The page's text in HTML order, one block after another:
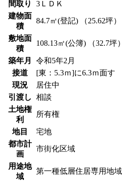
間取り
3ＬＤＫ
建物面
積
84.7㎡(登記) （25.62坪）
敷地面
積
108.13㎡(公簿) （32.7坪）
築年月
令和5年2月
接道
[東：5.3ｍ]に6.3ｍ面す
現況
居住中
引渡し
相談
土地権
利
所有権
地目
宅地
都市計
画
市街化区域
用途地
域
第一種低層住居専用地域